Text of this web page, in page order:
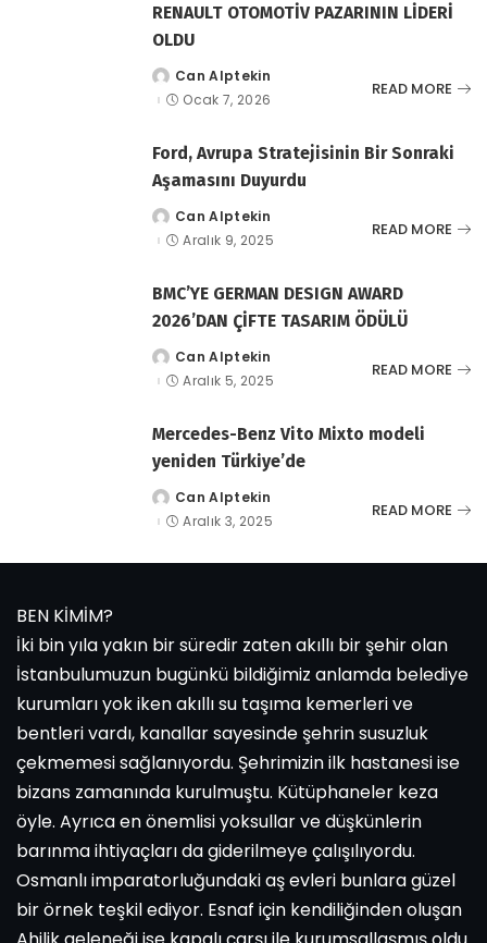
RENAULT OTOMOTİV PAZARININ LİDERİ
OLDU
tarafından
gönderildi
Can Alptekin
Ocak 7, 2026
READ MORE
Ford, Avrupa Stratejisinin Bir Sonraki
Aşamasını Duyurdu
tarafından
gönderildi
Can Alptekin
Aralık 9, 2025
READ MORE
BMC’YE GERMAN DESIGN AWARD
2026’DAN ÇİFTE TASARIM ÖDÜLÜ
tarafından
gönderildi
Can Alptekin
Aralık 5, 2025
READ MORE
Mercedes-Benz Vito Mixto modeli
yeniden Türkiye’de
tarafından
gönderildi
Can Alptekin
Aralık 3, 2025
READ MORE
BEN KİMİM?
İki bin yıla yakın bir süredir zaten akıllı bir şehir olan
İstanbulumuzun bugünkü bildiğimiz anlamda belediye
kurumları yok iken akıllı su taşıma kemerleri ve
bentleri vardı, kanallar sayesinde şehrin susuzluk
çekmemesi sağlanıyordu. Şehrimizin ilk hastanesi ise
bizans zamanında kurulmuştu. Kütüphaneler keza
öyle. Ayrıca en önemlisi yoksullar ve düşkünlerin
barınma ihtiyaçları da giderilmeye çalışılıyordu.
Osmanlı imparatorluğundaki aş evleri bunlara güzel
bir örnek teşkil ediyor. Esnaf için kendiliğinden oluşan